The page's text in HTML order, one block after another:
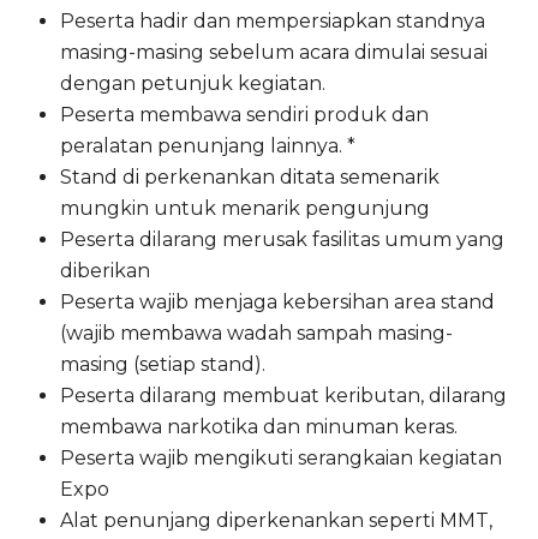
Peserta hadir dan mempersiapkan standnya
masing-masing sebelum acara dimulai sesuai
dengan petunjuk kegiatan.
Peserta membawa sendiri produk dan
peralatan penunjang lainnya. *
Stand di perkenankan ditata semenarik
mungkin untuk menarik pengunjung
Peserta dilarang merusak fasilitas umum yang
diberikan
Peserta wajib menjaga kebersihan area stand
(wajib membawa wadah sampah masing-
masing (setiap stand).
Peserta dilarang membuat keributan, dilarang
membawa narkotika dan minuman keras.
Peserta wajib mengikuti serangkaian kegiatan
Expo
Alat penunjang diperkenankan seperti MMT,